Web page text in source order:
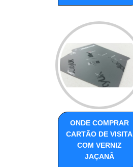
ONDE COMPRAR
CARTÃO DE VISITA
COM VERNIZ
JAÇANÃ